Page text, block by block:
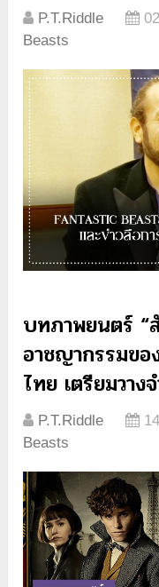
P.T.Riddle
Beasts
บทภาพยนตร์ “
อาชญากรรมข
ไทย เตรียมวา
P.T.Riddle
Beasts